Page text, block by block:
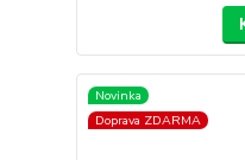
Novinka
Doprava ZDARMA